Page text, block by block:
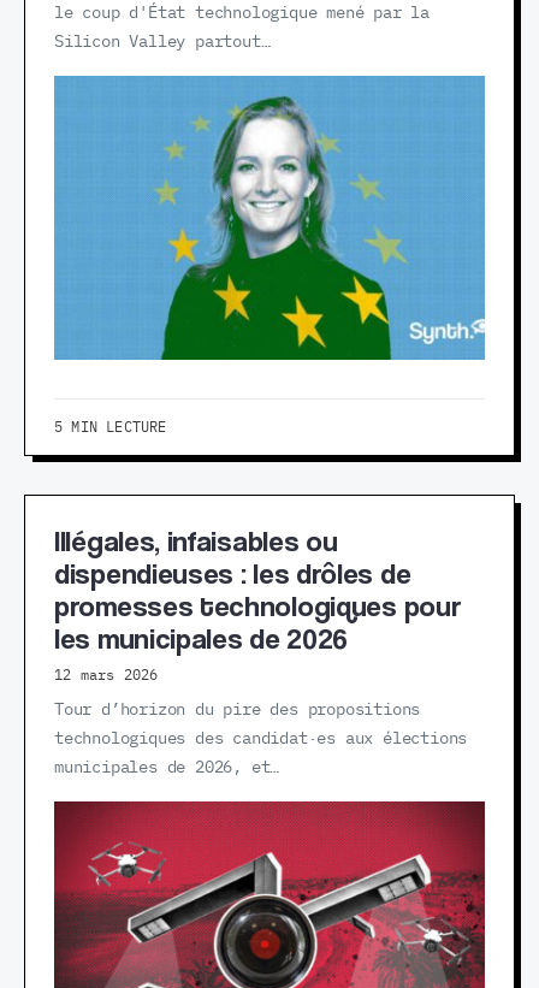
le coup d'État technologique mené par la
Silicon Valley partout…
5 MIN LECTURE
Illégales, infaisables ou
dispendieuses : les drôles de
promesses technologiques pour
les municipales de 2026
12 mars 2026
Tour d’horizon du pire des propositions
technologiques des candidat·es aux élections
municipales de 2026, et…